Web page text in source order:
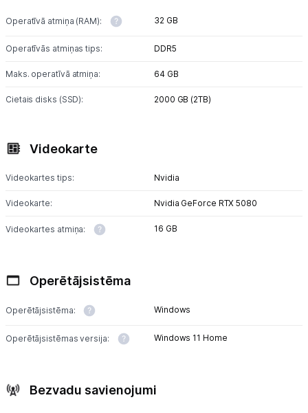
Operatīvā atmiņa (RAM): 32 GB
Operatīvās atmiņas tips: DDR5
Maks. operatīvā atmiņa: 64 GB
Cietais disks (SSD): 2000 GB (2TB)
Videokarte
Videokartes tips: Nvidia
Videokarte: Nvidia GeForce RTX 5080
Videokartes atmiņa: 16 GB
Operētājsistēma
Operētājsistēma: Windows
Operētājsistēmas versija: Windows 11 Home
Bezvadu savienojumi